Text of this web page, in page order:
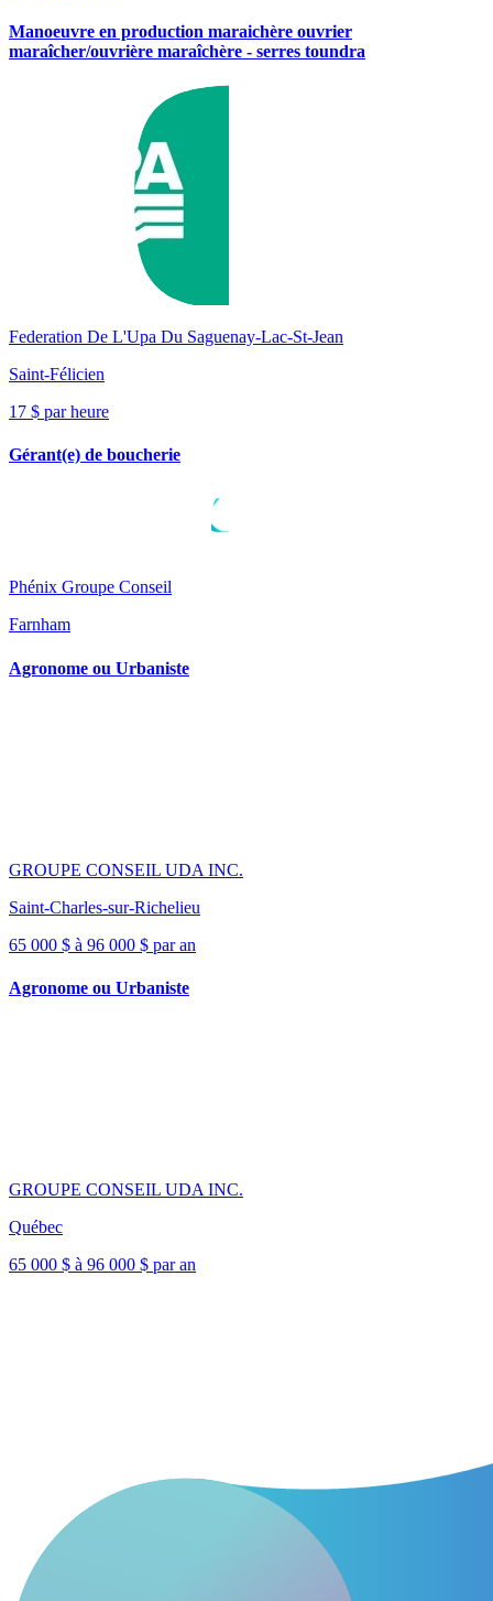
Manoeuvre en production maraichère ouvrier
maraîcher/ouvrière maraîchère - serres toundra
Federation De L'Upa Du Saguenay-Lac-St-Jean
Saint-Félicien
17 $ par heure
Gérant(e) de boucherie
Phénix Groupe Conseil
Farnham
Agronome ou Urbaniste
GROUPE CONSEIL UDA INC.
Saint-Charles-sur-Richelieu
65 000 $ à 96 000 $ par an
Agronome ou Urbaniste
GROUPE CONSEIL UDA INC.
Québec
65 000 $ à 96 000 $ par an